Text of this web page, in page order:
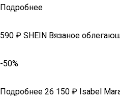
Подробнее
590 ₽ SHEIN Вязаное
-50%
Подробнее 26 150 ₽ Isabel